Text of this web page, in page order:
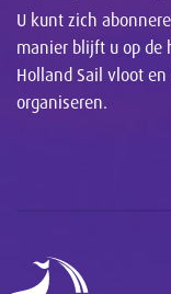
U kunt zich
manier blijft u op de
Holland Sail vloot
organiseren.